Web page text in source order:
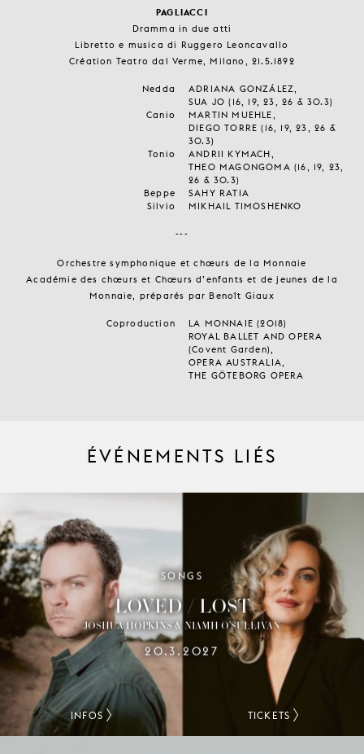
PAGLIACCI
Dramma in due atti
Libretto e musica di Ruggero Leoncavallo
Création Teatro dal Verme, Milano, 21.5.1892
Nedda
ADRIANA GONZÁLEZ,
SUA JO (16, 19, 23, 26 & 30.3)
Canio
MARTIN MUEHLE,
DIEGO TORRE (16, 19, 23, 26 &
30.3)
Tonio
ANDRII KYMACH,
THEO MAGONGOMA (16, 19, 23,
26 & 30.3)
Beppe
SAHY RATIA
Silvio
MIKHAIL TIMOSHENKO
---
Orchestre symphonique et chœurs de la Monnaie
Académie des chœurs et Chœurs d’enfants et de jeunes de la
Monnaie, préparés par Benoît Giaux
Coproduction
LA MONNAIE (2018)
ROYAL BALLET AND OPERA
(Covent Garden),
OPERA AUSTRALIA,
THE GÖTEBORG OPERA
ÉVÉNEMENTS LIÉS
SONGS
LOVED / LOST
JOSHUA HOPKINS & NIAMH O'SULLIVAN
20.3.2027
INFOS TICKETS